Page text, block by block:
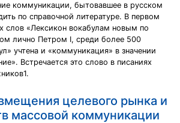
коммуникации, бытовавшее в русском
по справочной литературе. В первом
слов «Лексикон вокабулам новым по
лично Петром I, среди более 500
учтена и «коммуникация» в значении
Встречается это слово в писаниях
целевого рынка и
массовой коммуникации